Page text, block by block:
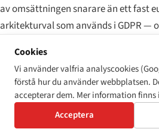
av omsättningen snarare än ett fast
arkitekturval som används i GDPR —
förändra efterlevnadsbudgetarna för
tjänsteleverantörer.
Skikt 2 — civilrättsliga skadestånd
(obegränsade)
Cookies
Vi använder valfria analyscookies
förstå hur du använder webbplatsen.
accepterar dem. Mer information finns
Acceptera